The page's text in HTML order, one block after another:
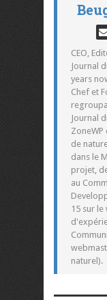
CEO,
Journal
years
Chef et
Journal
de
dans le
projet,
au
15 sur le
naturel).